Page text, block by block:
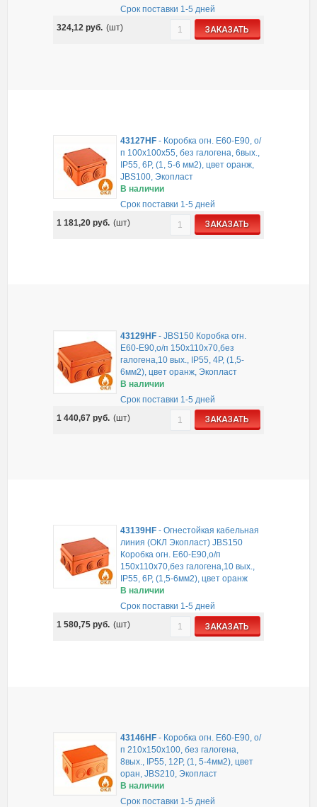
Срок поставки 1-5 дней
324,12руб. (шт) ЗАКАЗАТЬ
43127HF - Коробка огн. E60-E90, о/
п 100х100х55, без галогена, 6вых.,
IP55, 6P, (1, 5-6 мм2), цвет оранж,
JBS100, Экопласт
В наличии
Срок поставки 1-5 дней
1 181,20руб. (шт) ЗАКАЗАТЬ
43129HF -JBS150 Коробка огн.
E60-E90,о/п 150х110х70,без
галогена,10 вых., IP55, 4P, (1,5-
6мм2), цвет оранж, Экопласт
В наличии
Срок поставки 1-5 дней
1 440,67руб. (шт) ЗАКАЗАТЬ
43139HF -Огнестойкая кабельная
линия (ОКЛ Экопласт) JBS150
Коробка огн. E60-E90,о/п
150х110х70,без галогена,10 вых.,
IP55, 6P, (1,5-6мм2), цвет оранж
В наличии
Срок поставки 1-5 дней
1 580,75руб. (шт) ЗАКАЗАТЬ
43146HF - Коробка огн. E60-E90, о/
п 210х150х100, без галогена,
8вых., IP55, 12P, (1, 5-4мм2), цвет
оран, JBS210, Экопласт
В наличии
Срок поставки 1-5 дней